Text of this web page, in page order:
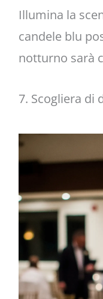
Illumina la
candele blu
notturno sarà
7. Scogliera di